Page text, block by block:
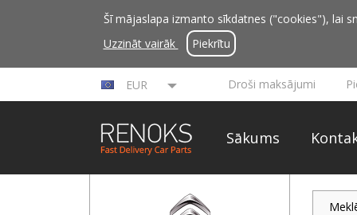
Šī mājaslapa izmanto sīkdatnes ("cookies"), lai
Uzzināt vairāk
Piekrītu
EUR Droši maksājumi
Sākums